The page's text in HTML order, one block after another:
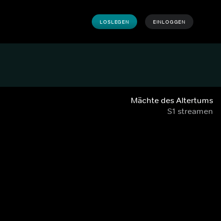
LOSLEGEN EINLOGGEN
Mächte des Altertums
S1 streamen